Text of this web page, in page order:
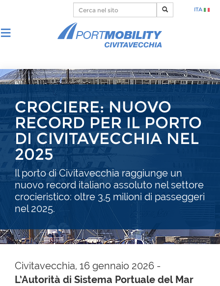
ITA
CROCIERE: NUOVO
RECORD PER IL PORTO
DI CIVITAVECCHIA NEL
2025
Il porto di Civitavecchia raggiunge un
nuovo record italiano assoluto nel settore
crocieristico: oltre 3,5 milioni di passeggeri
nel 2025.
Civitavecchia, 16 gennaio 2026 -
L’Autorità di Sistema Portuale del Mar